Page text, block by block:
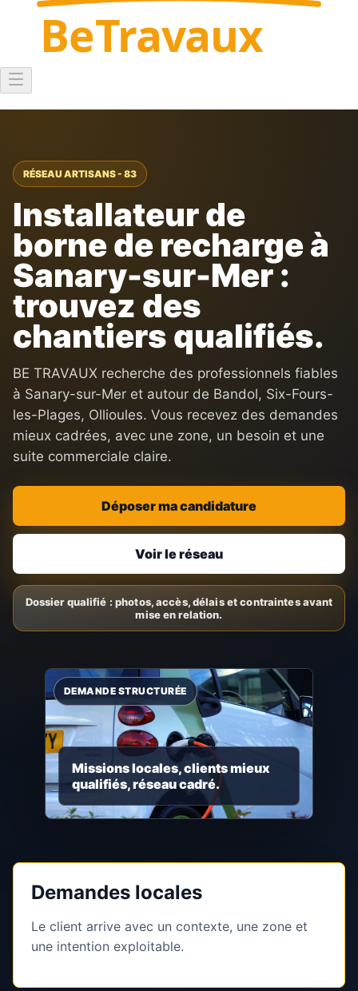
BeTravaux
RÉSEAU ARTISANS - 83
Installateur de
borne de recharge à
Sanary-sur-Mer :
trouvez des
chantiers qualifiés.
BE TRAVAUX recherche des professionnels fiables
à Sanary-sur-Mer et autour de Bandol, Six-Fours-
les-Plages, Ollioules. Vous recevez des demandes
mieux cadrées, avec une zone, un besoin et une
suite commerciale claire.
Déposer ma candidature
Voir le réseau
Missions locales, clients mieux
qualifiés, réseau cadré.
Demandes locales
Le client arrive avec un contexte, une zone et
une intention exploitable.